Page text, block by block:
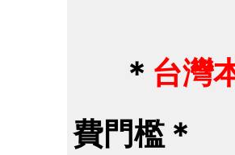
＊ 台灣
費門檻＊